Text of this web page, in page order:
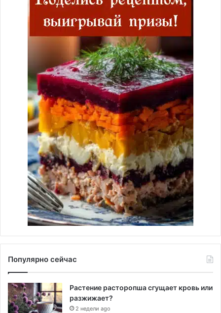
Популярно сейчас
Растение расторопша сгущает кровь или
разжижает?
2 недели ago